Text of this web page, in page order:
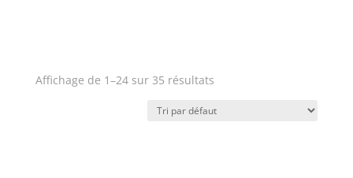
Affichage de 1–24 sur 35 résultats